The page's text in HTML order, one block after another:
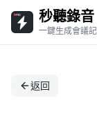
秒聽錄音
一鍵生成會議
返回